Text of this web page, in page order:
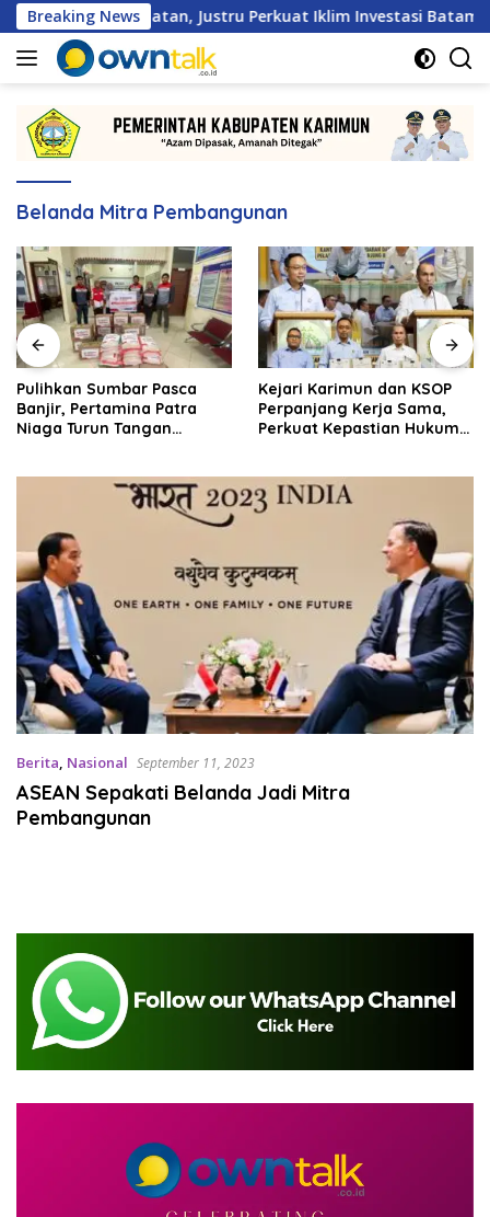
Langsung
ke
konten
Breaking News
Hambatan, Justru Perkuat Iklim Investasi Batam
Belanda Mitra Pembangunan
Pulihkan Sumbar Pasca
Banjir, Pertamina Patra
Niaga Turun Tangan
Kejari Karimun dan KSOP
Perpanjang Kerja Sama,
Perkuat Kepastian Hukum
Berita, Nasional September 11, 2023
ASEAN Sepakati Belanda Jadi Mitra
Pembangunan